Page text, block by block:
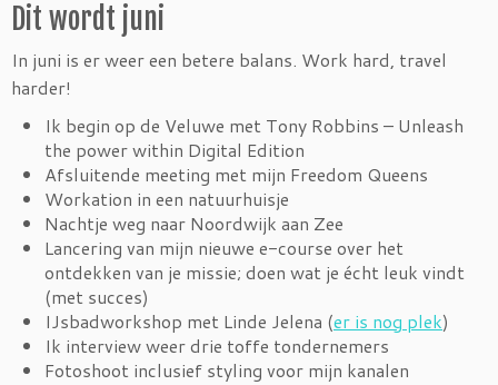
Dit wordt juni
In juni is er weer een betere balans. Work hard, travel
harder!
Ik begin op de Veluwe met Tony Robbins – Unleash
the power within Digital Edition
Afsluitende meeting met mijn Freedom Queens
Workation in een natuurhuisje
Nachtje weg naar Noordwijk aan Zee
Lancering van mijn nieuwe e-course over het
ontdekken van je missie; doen wat je écht leuk vindt
(met succes)
IJsbadworkshop met Linde Jelena (er is nog plek)
Ik interview weer drie toffe tondernemers
Fotoshoot inclusief styling voor mijn kanalen